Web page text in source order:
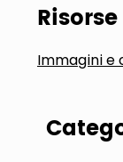
Immagini e